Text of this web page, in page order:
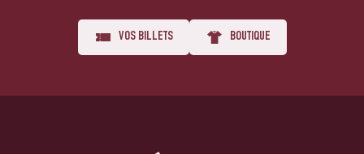
VOS BILLETS BOUTIQUE